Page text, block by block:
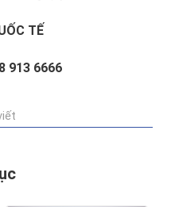
TẾ
913 6666